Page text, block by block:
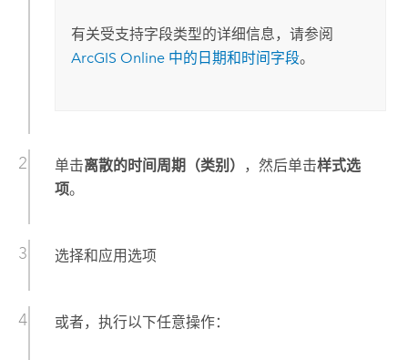
有关受支持字段类型的详细信息，请参阅
ArcGIS Online中的日期和时间字段。
单击离散的时间周期（类别） ，然后单击样式选
项。
选择和应用选项
或者，执行以下任意操作：